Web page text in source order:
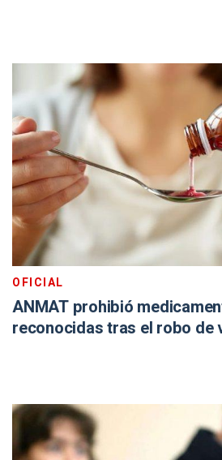
OFICIAL
ANMAT prohibió
reconocidas tras el robo de